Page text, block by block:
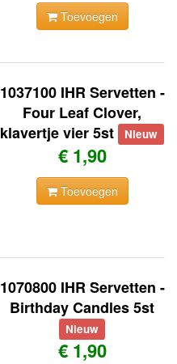
Toevoegen
1037100 IHR Servetten -
Four Leaf Clover,
klavertje vier 5st
Nieuw
€ 1,90
Toevoegen
1070800 IHR Servetten -
Birthday Candles 5st
Nieuw
€ 1,90